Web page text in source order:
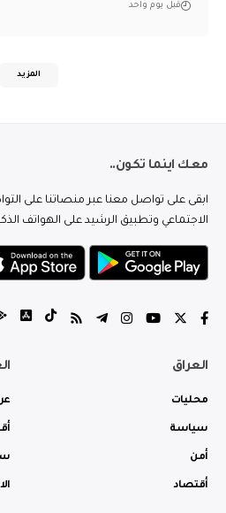
قبل يوم واحد
المزيد
معك اينما تكون..
ابقى على تواصل معنا عبر منصاتنا على
الاجتماعي وتطبيق الرشيد على الهواتف
العراق
محليات
سياسة
أمن
أقتصاد